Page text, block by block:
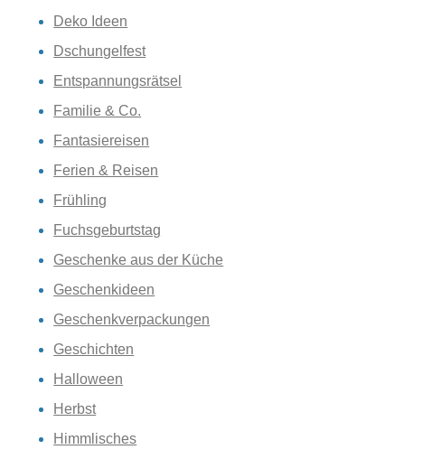
Deko Ideen
Dschungelfest
Entspannungsrätsel
Familie & Co.
Fantasiereisen
Ferien & Reisen
Frühling
Fuchsgeburtstag
Geschenke aus der Küche
Geschenkideen
Geschenkverpackungen
Geschichten
Halloween
Herbst
Himmlisches